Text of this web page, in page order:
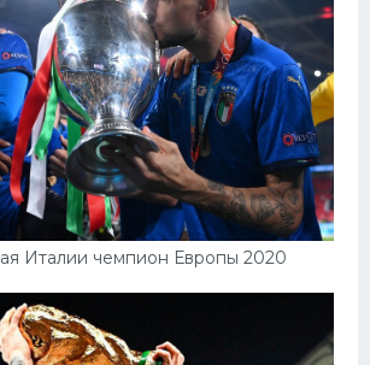
Италии чемпион Европы 2020